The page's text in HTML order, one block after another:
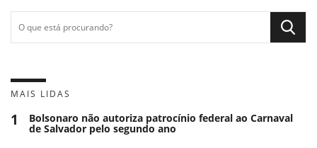
MAIS LIDAS
1 Bolsonaro não autoriza patrocínio federal ao Carnaval
de Salvador pelo segundo ano